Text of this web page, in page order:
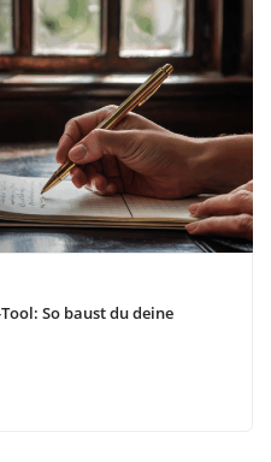
So baust du deine